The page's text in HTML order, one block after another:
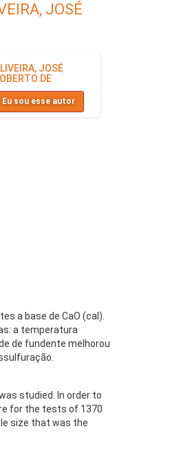
JOSÉ
JOSÉ
DE
Eu sou esse autor
a base de CaO (cal).
a temperatura
de fundente melhorou
studied. In order to
for the tests of 1370
size that was the